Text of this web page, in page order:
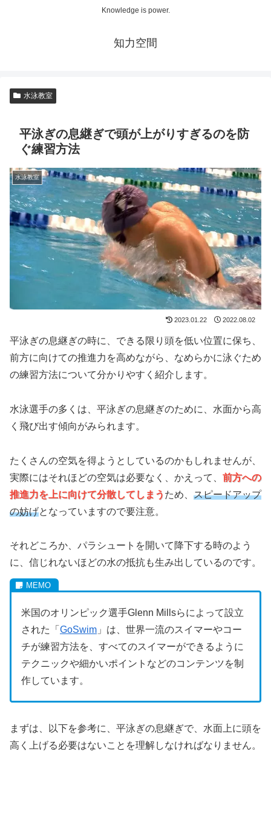
Knowledge is power.
知力空間
水泳教室
平泳ぎの息継ぎで頭が上がりすぎるのを防
ぐ練習方法
水泳教室
2023.01.22 2022.08.02
平泳ぎの息継ぎの時に、できる限り頭を低い位置に保ち、
前方に向けての推進力を高めながら、なめらかに泳ぐため
の練習方法について分かりやすく紹介します。
水泳選手の多くは、平泳ぎの息継ぎのために、水面から高
く飛び出す傾向がみられます。
たくさんの空気を得ようとしているのかもしれませんが、
実際にはそれほどの空気は必要なく、かえって、 前方への
推進力を上に向けて分散してしまう ため、 スピードアップ
の妨げとなっていますので要注意。
それどころか、パラシュートを開いて降下する時のよう
に、信じれないほどの水の抵抗も生み出しているのです。
米国のオリンピック選手Glenn Millsらによって設立
された「 GoSwim 」は、世界一流のスイマーやコー
チが練習方法を、すべてのスイマーができるように
テクニックや細かいポイントなどのコンテンツを制
作しています。
まずは、以下を参考に、平泳ぎの息継ぎで、水面上に頭を
高く上げる必要はないことを理解しなければなりません。